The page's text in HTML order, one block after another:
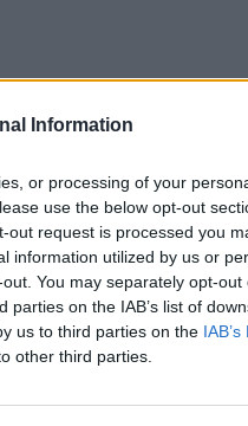
Information
or processing of your
use the below opt-out
out request is processed you
information utilized by us or
You may separately opt-out
on the IAB’s list of
us to third parties on the
other third parties.